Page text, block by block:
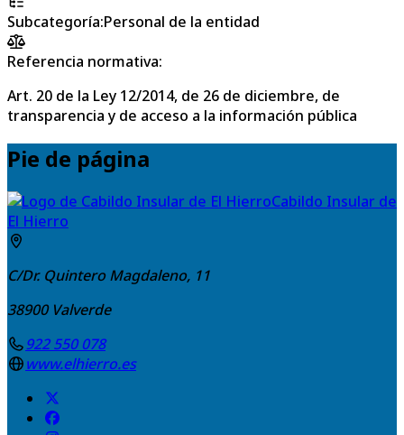
Subcategoría:Personal de la entidad
Referencia normativa:
Art. 20 de la Ley 12/2014, de 26 de diciembre, de
transparencia y de acceso a la información pública
Pie de página
Cabildo Insular de
El Hierro
C/Dr. Quintero Magdaleno, 11
38900 Valverde
922 550 078
www.elhierro.es